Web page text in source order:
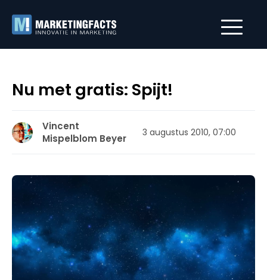
Nu met gratis: Spijt!
Vincent
Mispelblom Beyer
3 augustus 2010, 07:00